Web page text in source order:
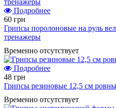
Подробнее
60 грн
Грипсы поролоновые на руль
тренажеры
Временно отсутствует
Подробнее
48 грн
Грипсы резиновые 12,5 см
Временно отсутствует